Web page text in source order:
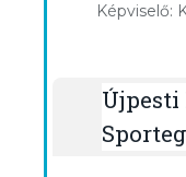
Képviselő: